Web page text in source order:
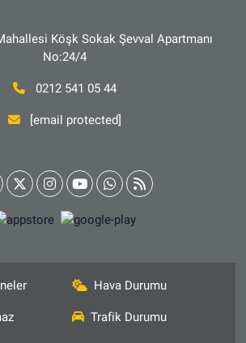
Köşk Sokak Şevval Apartmanı
No:24/4
0212 541 05 44
[email protected]
Hava Durumu
Trafik Durumu